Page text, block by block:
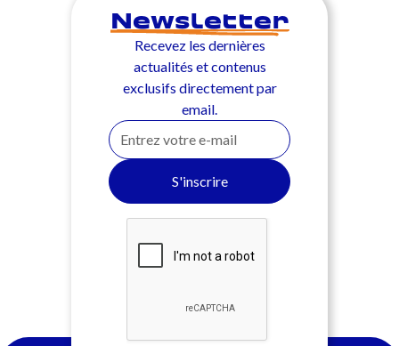
Newsletter
Recevez les dernières
actualités et contenus
exclusifs directement par
email.